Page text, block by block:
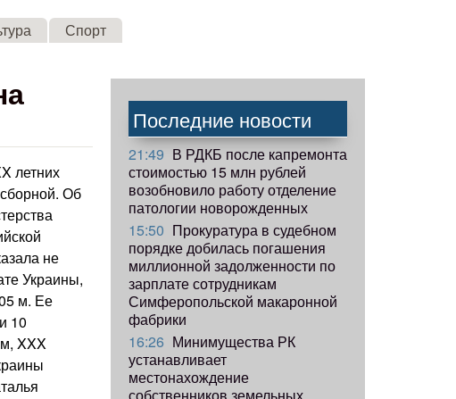
Спорт
летних
Об
не
Украины,
м. Ее
10
XXX
Последние новости
21:49 В РДКБ после капремонта
стоимостью 15 млн рублей
возобновило работу отделение
патологии новорожденных
15:50 Прокуратура в судебном
порядке добилась погашения
миллионной задолженности по
зарплате сотрудникам
Симферопольской макаронной
фабрики
16:26 Минимущества РК
устанавливает
местонахождение